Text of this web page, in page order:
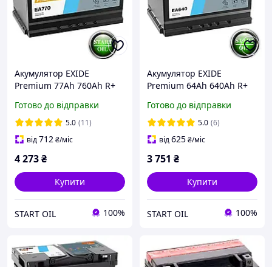
Акумулятор EXIDE
Premium 77Аh 760Ah R+
Готово до відправки
5.0 (11)
від712₴/міс
4 273₴
Купити
START OIL 100%
Акумулятор EXIDE
Premium 64Аh 640Ah R+
Готово до відправки
5.0 (6)
від625₴/міс
3 751 ₴
Купити
START OIL 100%